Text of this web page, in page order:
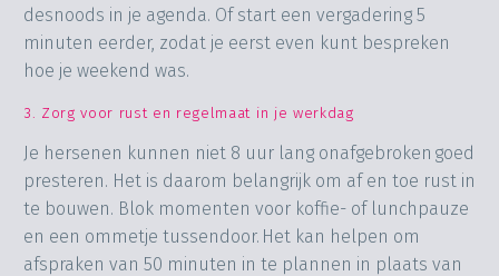
desnoods in je agenda. Of start een vergadering 5
minuten eerder, zodat je eerst even kunt bespreken
hoe je weekend was.
3. Zorg voor rust en regelmaat in je werkdag
Je hersenen kunnen niet 8 uur lang onafgebroken goed
presteren. Het is daarom belangrijk om af en toe rust in
te bouwen. Blok momenten voor koffie- of lunchpauze
en een ommetje tussendoor. Het kan helpen om
afspraken van 50 minuten in te plannen in plaats van